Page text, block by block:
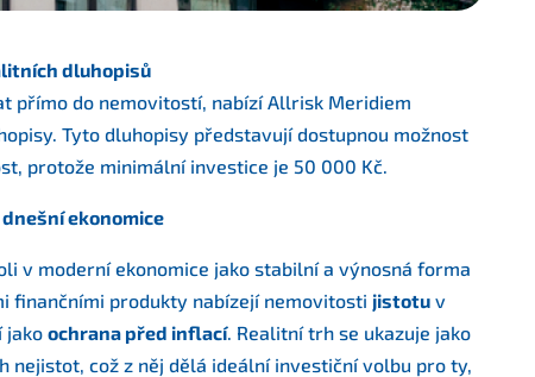
dluhopisů
přímo do nemovitostí, nabízí Allrisk Meridiem
Tyto dluhopisy představují dostupnou možnost
protože minimální investice je 50 000 Kč.
ekonomice
v moderní ekonomice jako stabilní a výnosná forma
finančními produkty nabízejí nemovitosti jistotu v
jako ochrana před inflací. Realitní trh se ukazuje jako
nejistot, což z něj dělá ideální investiční volbu pro ty,